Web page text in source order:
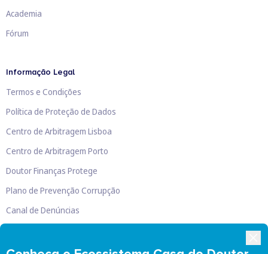
Academia
Fórum
Informação Legal
Termos e Condições
Política de Proteção de Dados
Centro de Arbitragem Lisboa
Centro de Arbitragem Porto
Doutor Finanças Protege
Plano de Prevenção Corrupção
Canal de Denúncias